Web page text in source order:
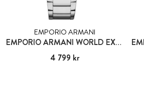
EMPORIO ARMANI
EMPORIO ARMANI WORLD EXPLORER
Pris:4 799 kr
4 799 kr